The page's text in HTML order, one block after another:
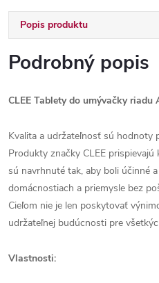
Popis produktu
Podrobný popis
CLEE Tablety do umývačky riadu
Kvalita a udržateľnosť sú hodnoty
Produkty značky CLEE
sú navrhnuté tak, aby boli účinné
domácnostiach a priemysle bez
Cieľom nie je len poskytovať
udržateľnej budúcnosti pre
Vlastnosti: